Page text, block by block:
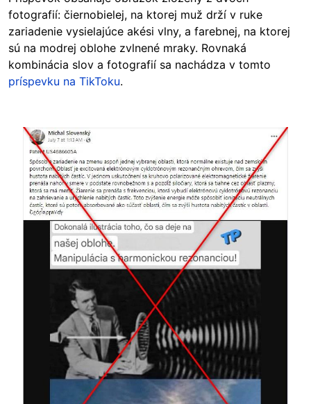
fotografií: čiernobielej, na ktorej muž drží v ruke
zariadenie vysielajúce akési vlny, a farebnej, na ktorej
sú na modrej oblohe zvlnené mraky. Rovnaká
kombinácia slov a fotografií sa nachádza v tomto
príspevku na TikToku.
Image